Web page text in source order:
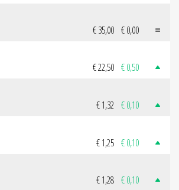
€ 35,00 € 0,00
€ 22,50 € 0,50
€ 1,32 € 0,10
€ 1,25 € 0,10
€ 1,28 € 0,10